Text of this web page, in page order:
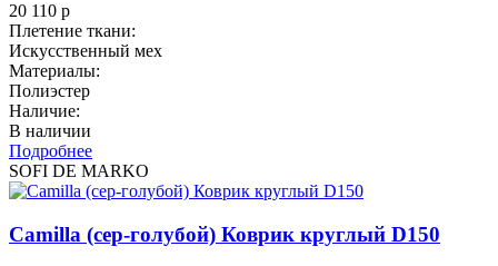
20 110 р
Плетение ткани:
Искусственный мех
Материалы:
Полиэстер
Наличие:
В наличии
Подробнее
SOFI DE MARKO
Camilla (сер-голубой) Коврик круглый D150